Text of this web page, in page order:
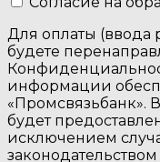
Для оплаты (ввода
будете
информации
«Промсвязьбанк».
будет
исключением